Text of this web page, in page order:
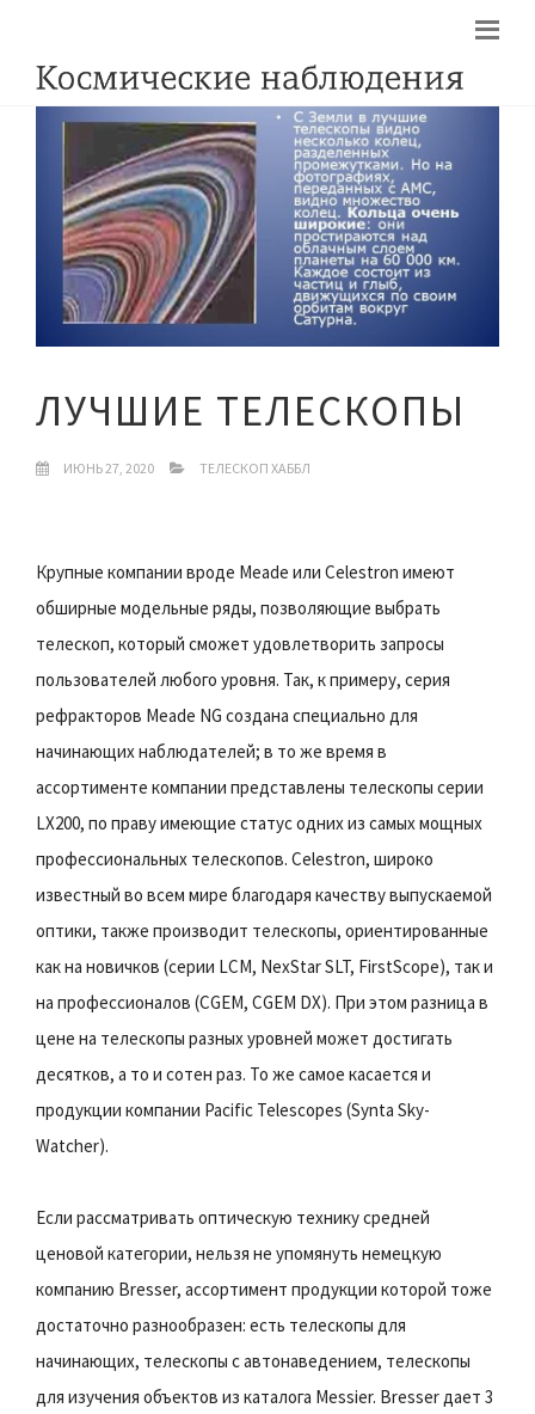
ЛУЧШИЕ ТЕЛЕСКОПЫ
ИЮНЬ 27, 2020 ТЕЛЕСКОП ХАББЛ
Крупные компании вроде Meade или Celestron имеют
обширные модельные ряды, позволяющие выбрать
телескоп, который сможет удовлетворить запросы
пользователей любого уровня. Так, к примеру, серия
рефракторов Meade NG создана специально для
начинающих наблюдателей; в то же время в
ассортименте компании представлены телескопы серии
LX200, по праву имеющие статус одних из самых мощных
профессиональных телескопов. Celestron, широко
известный во всем мире благодаря качеству выпускаемой
оптики, также производит телескопы, ориентированные
как на новичков (серии LCM, NexStar SLT, FirstScope), так и
на профессионалов (CGEM, CGEM DX). При этом разница в
цене на телескопы разных уровней может достигать
десятков, а то и сотен раз. То же самое касается и
продукции компании Pacific Telescopes (Synta Sky-
Watcher).
Если рассматривать оптическую технику средней
ценовой категории, нельзя не упомянуть немецкую
компанию Bresser, ассортимент продукции которой тоже
достаточно разнообразен: есть телескопы для
начинающих, телескопы с автонаведением, телескопы
для изучения объектов из каталога Messier. Bresser дает 3